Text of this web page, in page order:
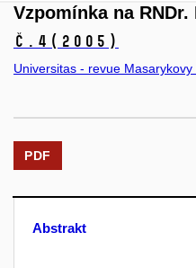
Vzpomínka na
č.4 (2005)
Universitas - revue Masarykovy
PDF
Abstrakt